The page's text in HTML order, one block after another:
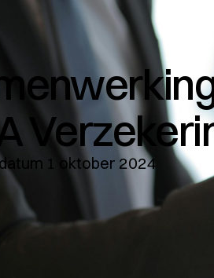
1 oktober 2024